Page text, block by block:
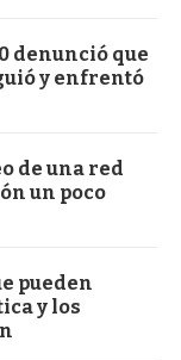
denunció que
y enfrentó
de una red
un poco
pueden
y los